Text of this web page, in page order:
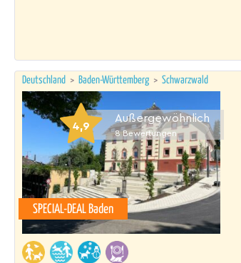
Deutschland > Baden-Württemberg > Schwarzwald
4,9
Außergewöhnlich
8 Bewertungen
SPECIAL-DEAL Baden